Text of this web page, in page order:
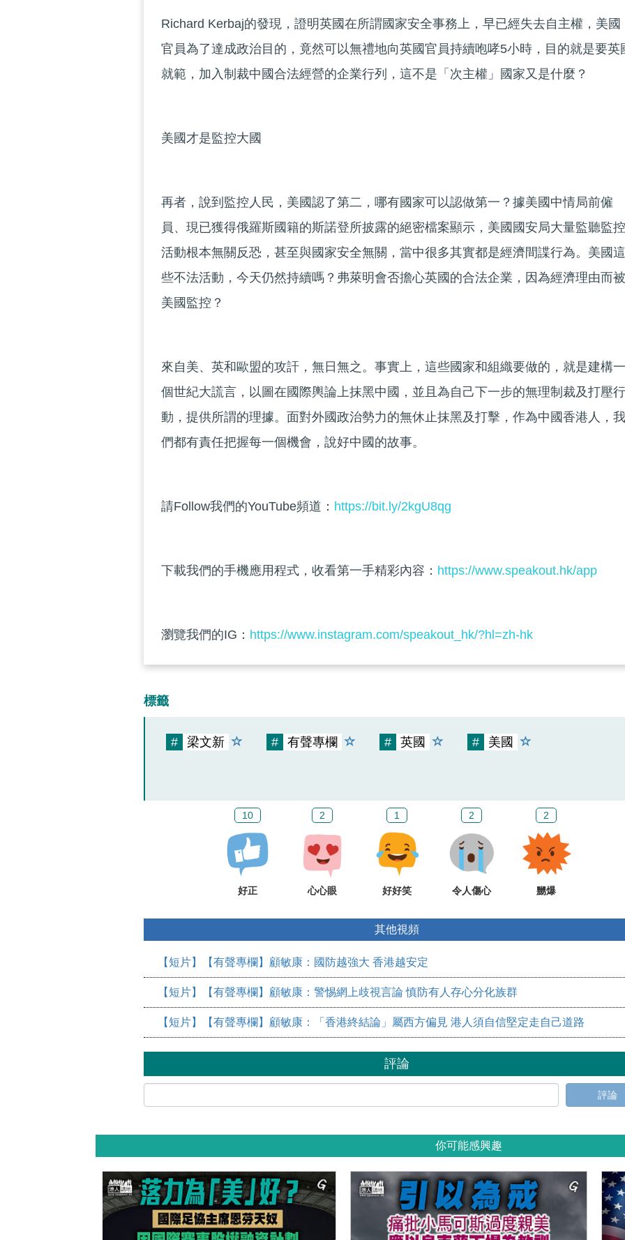
Richard Kerbaj的發現，證明英國在所謂國家安全事務上，早已經失去自主權，美國
官員為了達成政治目的，竟然可以無禮地向英國官員持續咆哮5小時，目的就是要英
就範，加入制裁中國合法經營的企業行列，這不是「次主權」國家又是什麼？
美國才是監控大國
再者，說到監控人民，美國認了第二，哪有國家可以認做第一？據美國中情局前僱
員、現已獲得俄羅斯國籍的斯諾登所披露的絕密檔案顯示，美國國安局大量監聽監控
活動根本無關反恐，甚至與國家安全無關，當中很多其實都是經濟間諜行為。美國這
些不法活動，今天仍然持續嗎？弗萊明會否擔心英國的合法企業，因為經濟理由而被
美國監控？
來自美、英和歐盟的攻訐，無日無之。事實上，這些國家和組織要做的，就是建構一
個世紀大謊言，以圖在國際輿論上抹黑中國，並且為自己下一步的無理制裁及打壓行
動，提供所謂的理據。面對外國政治勢力的無休止抹黑及打擊，作為中國香港人，我
們都有責任把握每一個機會，說好中國的故事。
請Follow我們的YouTube頻道： https://bit.ly/2kgU8qg
下載我們的手機應用程式，收看第一手精彩內容： https://www.speakout.hk/app
瀏覽我們的IG： https://www.instagram.com/speakout_hk/?hl=zh-hk
標籤
# 梁文新 # 有聲專欄 # 英國 # 美國
10
好正
2
心心眼
1
好好笑
2
令人傷心
2
嬲爆
其他視頻
【短片】【有聲專欄】顧敏康：國防越強大 香港越安定
【短片】【有聲專欄】顧敏康：警惕網上歧視言論 慎防有人存心分化族群
【短片】【有聲專欄】顧敏康：「香港終結論」屬西方偏見 港人須自信堅定走自己道路
評論
評論
你可能感興趣